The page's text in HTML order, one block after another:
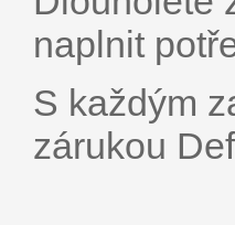
naplnit
S každým
zárukou